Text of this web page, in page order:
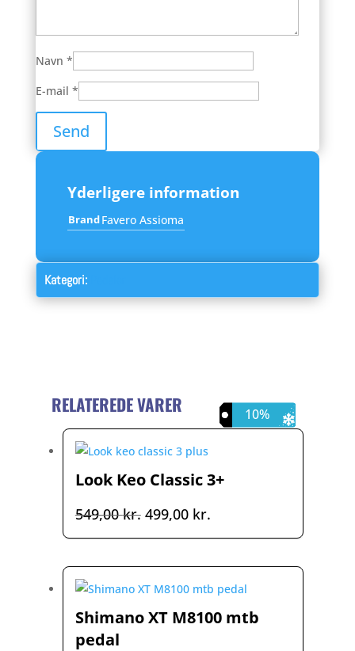
Navn *
E-mail *
Yderligere information
BrandFavero Assioma
Kategori:
RELATEREDE VARER 9%
Look Keo Classic 3+
549,00kr. Den
oprindelige
549,00 kr..
499,00 kr.Den
aktuelle
499,00 kr..
22%
Shimano XT M8100 mtb
pedal
10%